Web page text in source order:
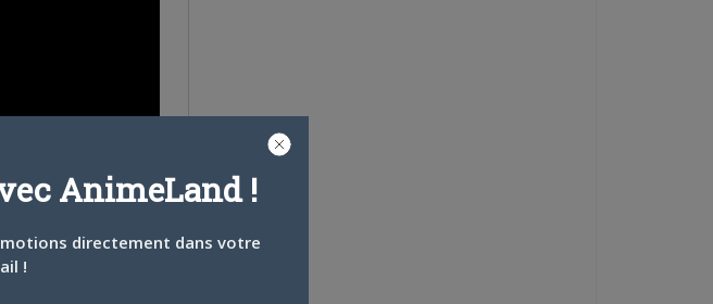
AnimeLand !
directement dans votre
!